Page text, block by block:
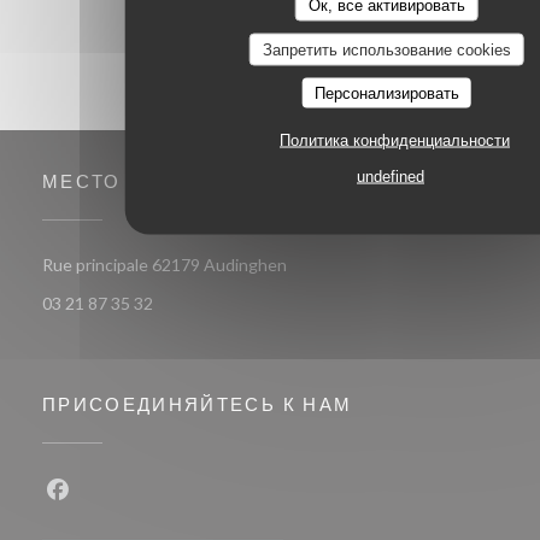
Ок, все активировать
Запретить использование cookies
Персонализировать
Политика конфиденциальности
undefined
МЕСТО
Rue principale 62179 Audinghen
03 21 87 35 32
ПРИСОЕДИНЯЙТЕСЬ К НАМ